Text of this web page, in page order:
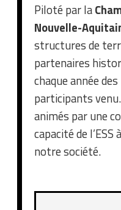
Piloté par la
Nouvelle-
structures de
partenaires
chaque année
participants
animés par une
capacité de
notre société.